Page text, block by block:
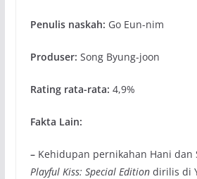
Penulis naskah: Go Eun-nim
Produser: Song Byung-joon
Rating rata-rata: 4,9%
Fakta Lain:
–Kehidupan pernikahan Hani dan
Playful Kiss: Special Editiondirilis di